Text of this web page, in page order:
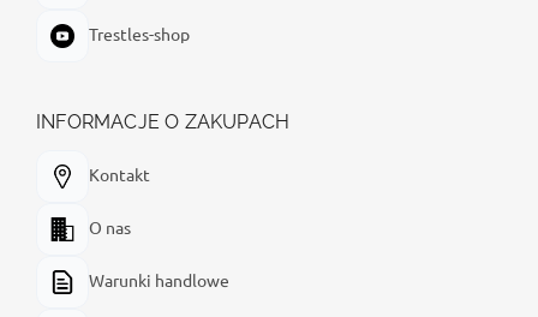
Trestles-shop
INFORMACJE O ZAKUPACH
Kontakt
O nas
Warunki handlowe